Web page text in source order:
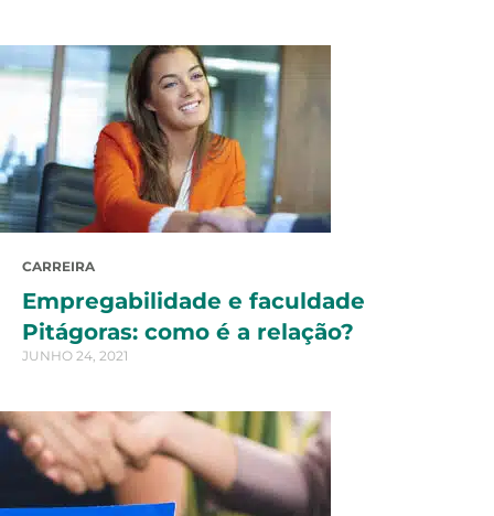
CARREIRA
Empregabilidade e faculdade
Pitágoras: como é a relação?
JUNHO 24, 2021